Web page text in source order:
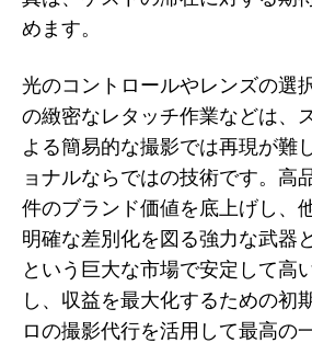
めます。
光のコントロールやレンズの選
の緻密なレタッチ作業などは、
よる簡易的な撮影では再現が難
ョナルならではの技術です。高
件のブランド価値を底上げし、
明確な差別化を図る強力な武器
という巨大な市場で安定して高
し、収益を最大化するための初
ロの撮影代行を活用して最高の